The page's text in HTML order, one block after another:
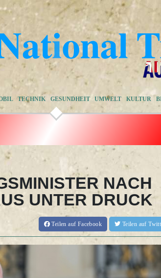
TECHNIK GESUNDHEIT UMWELT KULTUR
NACH
UNTER DRUCK
Teilenauf Facebook Teilen auf